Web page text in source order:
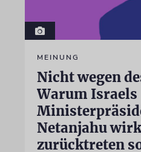
MEINUNG
Nicht wegen
Warum Israels
Netanjahu
zurücktreten